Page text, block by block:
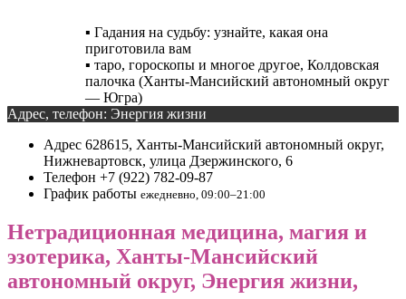
▪️ Гадания на судьбу: узнайте, какая она
приготовила вам
▪️ таро, гороскопы и многое другое, Колдовская
палочка (Ханты-Мансийский автономный округ
— Югра)
Адрес, телефон: Энергия жизни
Адрес 628615, Ханты-Мансийский автономный округ,
Нижневартовск, улица Дзержинского, 6
Телефон +7 (922) 782-09-87
График работы ежедневно, 09:00–21:00
Нетрадиционная медицина, магия и
эзотерика, Ханты-Мансийский
автономный округ, Энергия жизни,